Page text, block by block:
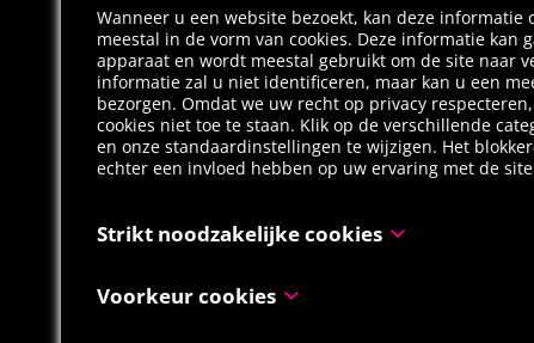
Tot dan!
Wanneer u een website bezoekt, kan deze
meestal in de vorm van cookies. Deze informatie kan
apparaat en wordt meestal gebruikt om de site naar
informatie zal u niet identificeren, maar kan u een
bezorgen. Omdat we uw recht op privacy
cookies niet toe te staan. Klik op de verschillende
en onze standaardinstellingen te wijzigen. Het
echter een invloed hebben op uw ervaring met de
Strikt noodzakelijke cookies
uitgeschakeld worden in onze systemen. Deze
Voorkeur cookies